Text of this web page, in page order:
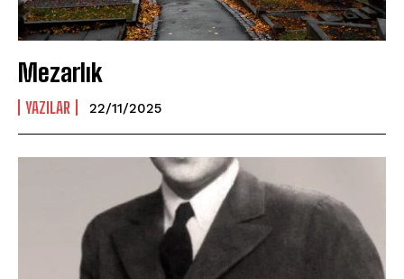
Mezarlık
YAZILAR 22/11/2025